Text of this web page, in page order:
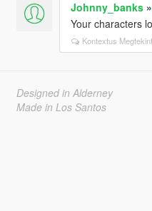
Johnny_banks»
Your characters
Kontextus
Designed in Alderney
Made in Los Santos